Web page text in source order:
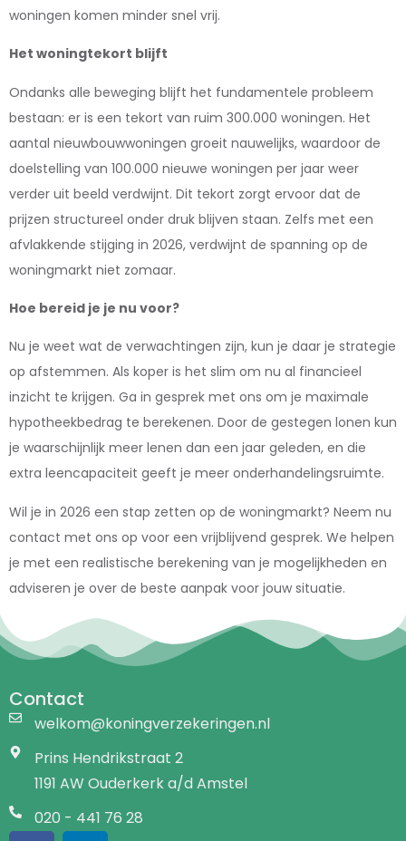
woningen komen minder snel vrij.
Het woningtekort blijft
Ondanks alle beweging blijft het fundamentele probleem
bestaan: er is een tekort van ruim 300.000 woningen. Het
aantal nieuwbouwwoningen groeit nauwelijks, waardoor de
doelstelling van 100.000 nieuwe woningen per jaar weer
verder uit beeld verdwijnt. Dit tekort zorgt ervoor dat de
prijzen structureel onder druk blijven staan. Zelfs met een
afvlakkende stijging in 2026, verdwijnt de spanning op de
woningmarkt niet zomaar.
Hoe bereid je je nu voor?
Nu je weet wat de verwachtingen zijn, kun je daar je strategie
op afstemmen. Als koper is het slim om nu al financieel
inzicht te krijgen. Ga in gesprek met ons om je maximale
hypotheekbedrag te berekenen. Door de gestegen lonen kun
je waarschijnlijk meer lenen dan een jaar geleden, en die
extra leencapaciteit geeft je meer onderhandelingsruimte.
Wil je in 2026 een stap zetten op de woningmarkt? Neem nu
contact met ons op voor een vrijblijvend gesprek. We helpen
je met een realistische berekening van je mogelijkheden en
adviseren je over de beste aanpak voor jouw situatie.
Contact
welkom@koningverzekeringen.nl
Prins Hendrikstraat 2
1191 AW Ouderkerk a/d Amstel
020 - 441 76 28